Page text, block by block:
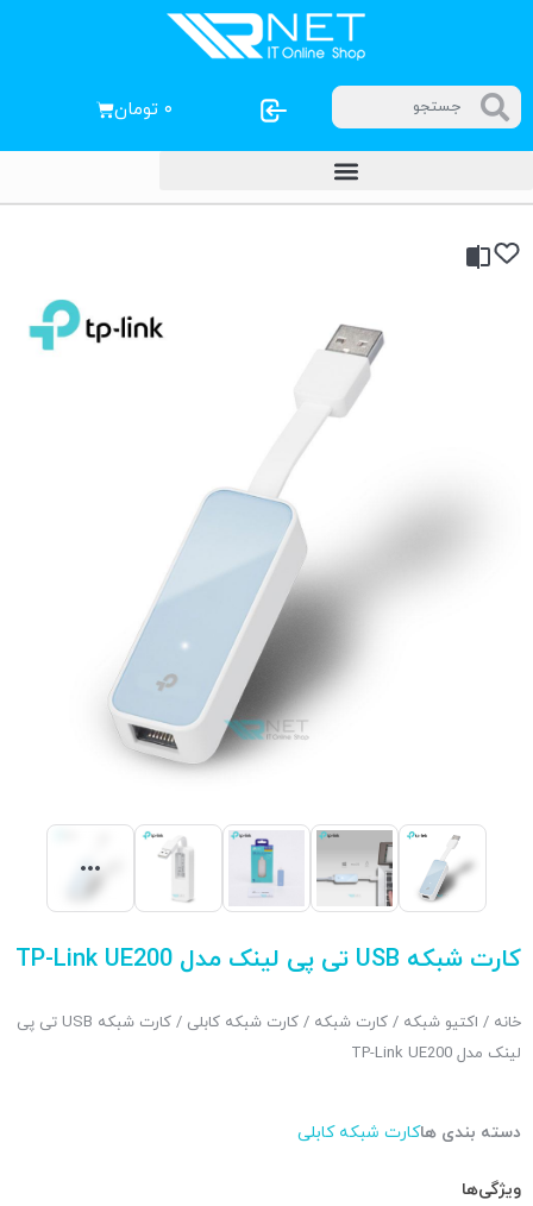
۰ تومان
کارت شبکه USB تی پی لینک مدل TP-Link UE200
خانه / اکتیو شبکه / کارت شبکه / کارت شبکه کابلی
/ کارت شبکه USB تی پی
لینک مدل TP-Link UE200
دسته بندی هاکارت شبکه کابلی
ویژگی‌ها